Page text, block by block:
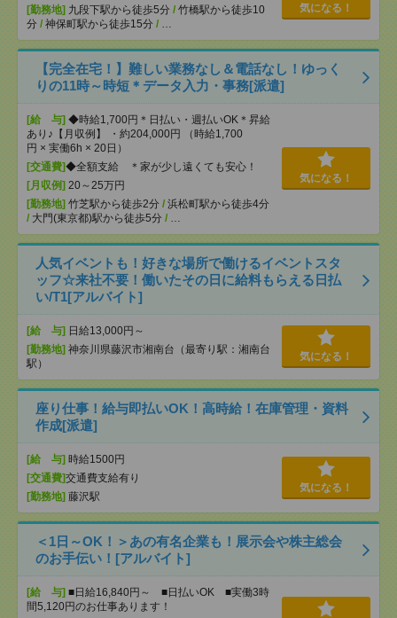
[勤務地] 九段下駅から徒歩5分 / 竹橋駅から徒歩10
分 / 神保町駅から徒歩15分 / …
気になる！
【完全在宅！】難しい業務なし＆電話なし！ゆっく
りの11時～時短＊データ入力・事務[派遣]
[給 与] ◆時給1,700円＊日払い・週払いOK＊昇給
あり♪【月収例】 ・約204,000円 （時給1,700
円 × 実働6h × 20日）
[交通費]◆全額支給 ＊家が少し遠くても安心！
[月収例] 20～25万円
[勤務地] 竹芝駅から徒歩2分 / 浜松町駅から徒歩4分
/ 大門(東京都)駅から徒歩5分 / …
気になる！
人気イベントも！好きな場所で働けるイベントスタ
ッフ☆来社不要！働いたその日に給料もらえる日払
い/T1[アルバイト]
[給 与] 日給13,000円～
[勤務地] 神奈川県藤沢市湘南台（最寄り駅：湘南台
駅）
気になる！
座り仕事！給与即払いOK！高時給！在庫管理・資料
作成[派遣]
[給 与] 時給1500円
[交通費]交通費支給有り
[勤務地] 藤沢駅
気になる！
＜1日～OK！＞あの有名企業も！展示会や株主総会
のお手伝い！[アルバイト]
[給 与] ■日給16,840円～ ■日払いOK ■実働3時
間5,120円のお仕事あります！